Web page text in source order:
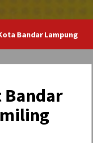
Bandar Lampung
Bandar